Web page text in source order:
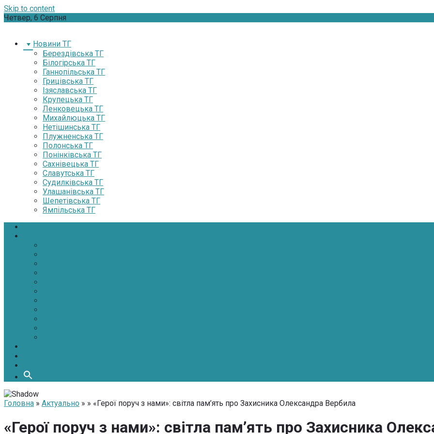
Skip to content
Четвер, 6 Серпня
Новини ТГ
Берездівська ТГ
Білогірська ТГ
Ганнопільська ТГ
Грицівська ТГ
Ізяславська ТГ
Крупецька ТГ
Ленковецька ТГ
Михайлюцька ТГ
Нетішинська ТГ
Плужненська ТГ
Полонська ТГ
Понінківська ТГ
Сахнівецька ТГ
Славутська ТГ
Судилківська ТГ
Улашанівська ТГ
Шепетівська ТГ
Ямпільська ТГ
Головна » Актуально » » «Герої поруч з нами»: світла пам’ять про Захисника Олександра Вербила
«Герої поруч з нами»: світла пам’ять про Захисника